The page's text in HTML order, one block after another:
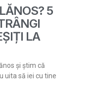
5
LA
și știm că
uita să iei cu tine